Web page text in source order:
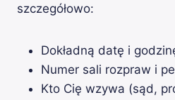
szczegółowo:
Dokładną datę i
Numer sali rozpraw i
Kto Cię wzywa (sąd,